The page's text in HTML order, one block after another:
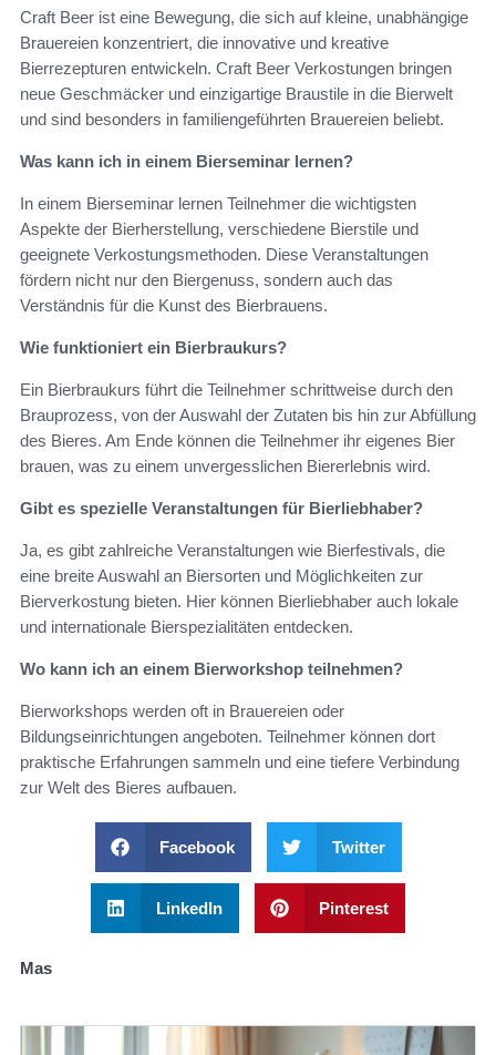
Craft Beer ist eine Bewegung, die sich auf kleine, unabhängige
Brauereien konzentriert, die innovative und kreative
Bierrezepturen entwickeln. Craft Beer Verkostungen bringen
neue Geschmäcker und einzigartige Braustile in die Bierwelt
und sind besonders in familiengeführten Brauereien beliebt.
Was kann ich in einem Bierseminar lernen?
In einem Bierseminar lernen Teilnehmer die wichtigsten
Aspekte der Bierherstellung, verschiedene Bierstile und
geeignete Verkostungsmethoden. Diese Veranstaltungen
fördern nicht nur den Biergenuss, sondern auch das
Verständnis für die Kunst des Bierbrauens.
Wie funktioniert ein Bierbraukurs?
Ein Bierbraukurs führt die Teilnehmer schrittweise durch den
Brauprozess, von der Auswahl der Zutaten bis hin zur Abfüllung
des Bieres. Am Ende können die Teilnehmer ihr eigenes Bier
brauen, was zu einem unvergesslichen Biererlebnis wird.
Gibt es spezielle Veranstaltungen für Bierliebhaber?
Ja, es gibt zahlreiche Veranstaltungen wie Bierfestivals, die
eine breite Auswahl an Biersorten und Möglichkeiten zur
Bierverkostung bieten. Hier können Bierliebhaber auch lokale
und internationale Bierspezialitäten entdecken.
Wo kann ich an einem Bierworkshop teilnehmen?
Bierworkshops werden oft in Brauereien oder
Bildungseinrichtungen angeboten. Teilnehmer können dort
praktische Erfahrungen sammeln und eine tiefere Verbindung
zur Welt des Bieres aufbauen.
Facebook Twitter
LinkedIn Pinterest
Mas